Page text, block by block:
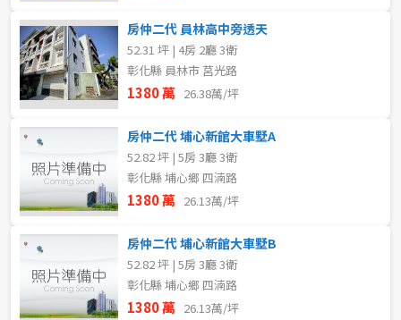
房仲二代 員林高中旁透天
52.31 坪 | 4房 2廳 3衛
彰化縣 員林市 莒光路
1380 萬 26.38萬/坪
房仲二代 埔心新館大車墅A
52.82 坪 | 5房 3廳 3衛
彰化縣 埔心鄉 四湳路
1380 萬 26.13萬/坪
房仲二代 埔心新館大車墅B
52.82 坪 | 5房 3廳 3衛
彰化縣 埔心鄉 四湳路
1380 萬 26.13萬/坪